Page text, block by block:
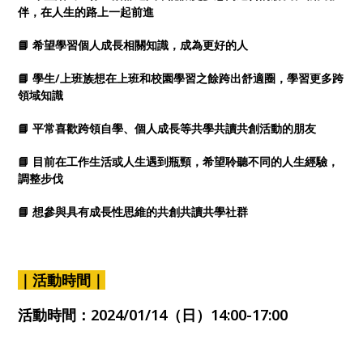
伴，在人生的路上一起前進
📘 希望學習個人成長相關知識，成為更好的人
📘 學生/上班族想在上班和校園學習之餘跨出舒適圈，學習更多跨
領域知識
📘 平常喜歡跨領自學、個人成長等共學共讀共創活動的朋友
📘 目前在工作生活或人生遇到瓶頸，希望聆聽不同的人生經驗，
調整步伐
📘 想參與具有成長性思維的共創共讀共學社群
｜活動時間｜
活動時間： 2024/01/14（日）14:00-17:00